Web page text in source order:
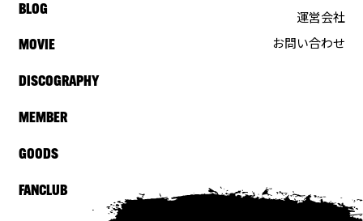
BLOG
MOVIE
DISCOGRAPHY
MEMBER
GOODS
FANCLUB
運営会社
お問い合わせ